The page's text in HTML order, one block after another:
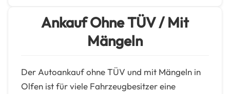
Ankauf Ohne TÜV / Mit
Mängeln
Der Autoankauf ohne TÜV und mit Mängeln in
Olfen ist für viele Fahrzeugbesitzer eine